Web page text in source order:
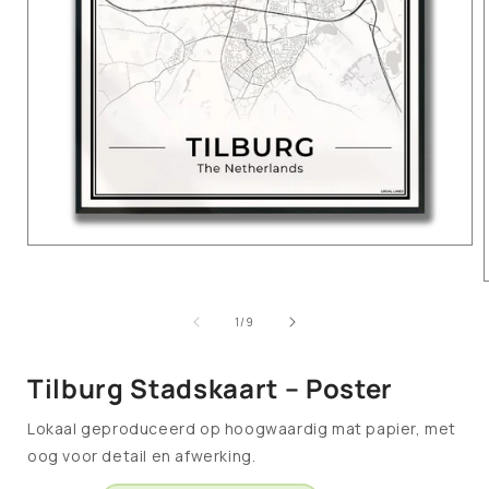
1 /van
9
Tilburg Stadskaart – Poster
Lokaal geproduceerd op hoogwaardig mat papier, met
oog voor detail en afwerking.